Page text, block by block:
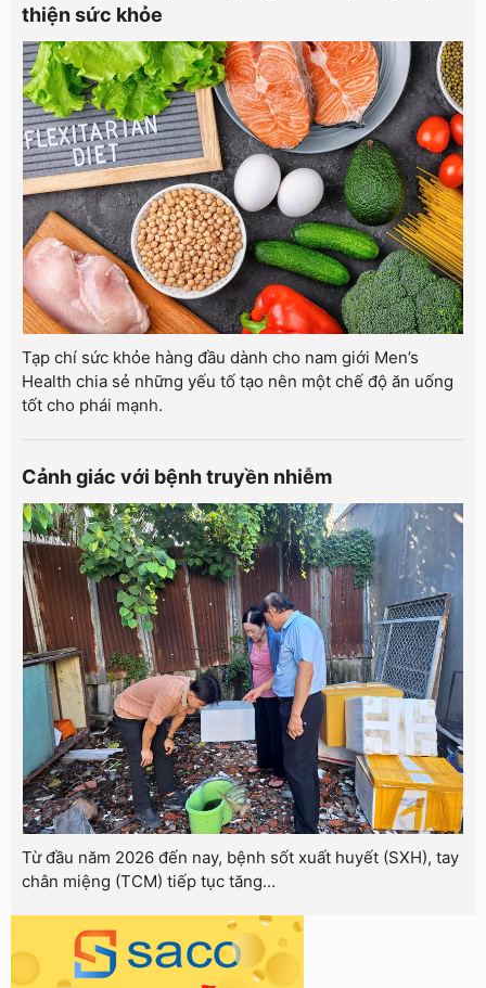
thiện sức khỏe
Tạp chí sức khỏe hàng đầu dành cho nam giới Men’s
Health chia sẻ những yếu tố tạo nên một chế độ ăn uống
tốt cho phái mạnh.
Cảnh giác với bệnh truyền nhiễm
Từ đầu năm 2026 đến nay, bệnh sốt xuất huyết (SXH), tay
chân miệng (TCM) tiếp tục tăng...